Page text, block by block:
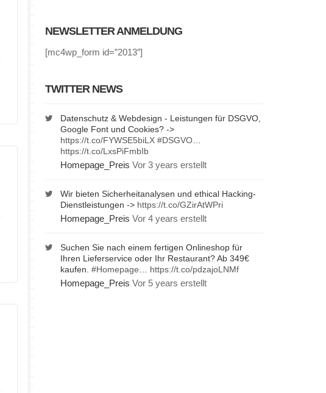
NEWSLETTER ANMELDUNG
[mc4wp_form id=”2013″]
TWITTER NEWS
Datenschutz & Webdesign - Leistungen für DSGVO,
Google Font und Cookies? ->
https://t.co/FYWSE5biLX #DSGVO…
https://t.co/LxsPiFmbIb
Homepage_Preis Vor 3 years erstellt
Wir bieten Sicherheitanalysen und ethical Hacking-
Dienstleistungen -> https://t.co/GZirAtWPri
Homepage_Preis Vor 4 years erstellt
Suchen Sie nach einem fertigen Onlineshop für
Ihren Lieferservice oder Ihr Restaurant? Ab 349€
kaufen. #Homepage https://t.co/pdzajoLNMf
Homepage_Preis Vor 5 years erstellt